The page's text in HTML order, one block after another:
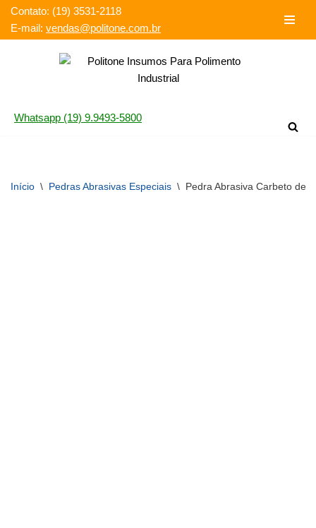
Pular
Contato: (19) 3531-2118‬
E-mail: vendas@politone.com.br
Whatsapp (19) 9.9493-5800
Início \ Pedras Abrasivas Especiais \ Pedra Abrasiva Carbeto de